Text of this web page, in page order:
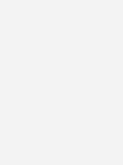
Elektrotechnik
Gebäude- und